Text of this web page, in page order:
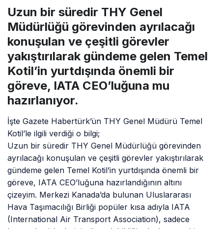
Uzun bir süredir THY Genel
Müdürlüğü görevinden ayrılacağı
konuşulan ve çeşitli görevler
yakıştırılarak gündeme gelen Temel
Kotil’in yurtdışında önemli bir
göreve, IATA CEO’luğuna mu
hazırlanıyor.
İşte Gazete Habertürk’ün THY Genel Müdürü Temel
Kotil’le ilgili verdiği o bilgi;
Uzun bir süredir THY Genel Müdürlüğü görevinden
ayrılacağı konuşulan ve çeşitli görevler yakıştırılarak
gündeme gelen Temel Kotil’in yurtdışında önemli bir
göreve, IATA CEO’luğuna hazırlandığının altını
çizeyim. Merkezi Kanada’da bulunan Uluslararası
Hava Taşımacılığı Birliği popüler kısa adıyla IATA
(International Air Transport Association), sadece